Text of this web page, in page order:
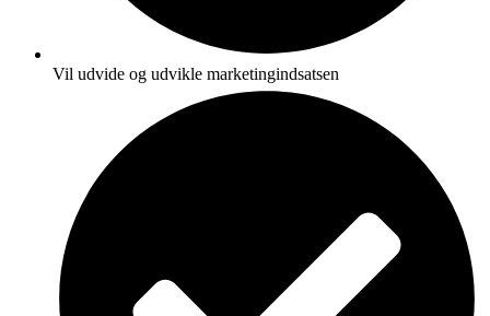
Vil udvide og udvikle marketingindsatsen